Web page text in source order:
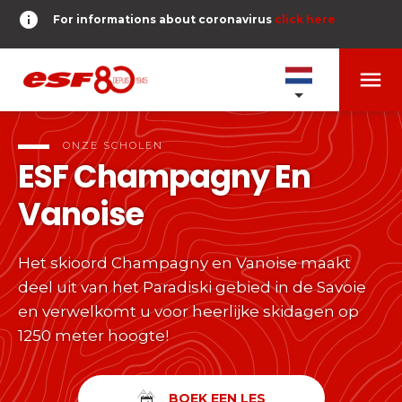
info For informations about coronavirus click here
menu
ONZE SCHOLEN expand_more
search
of
room MEZELF GEOLOCALISEREN
TESTS ET ÉTOILES expand_more
Tests alpine skiën
Kinderen
Vanaf Piou-Piou tot Gouden Ster
Tieners en volwassenen
Alle niveaus
RESERVER expand_more
DERNIER-PLANTER-DE-BATON expand_more
timer RESULTATEN expand_more
ONZE SCHOLEN
ESFChampagny En
Vanoise
Het skioord Champagny en Vanoise maakt
deel uit van het Paradiski gebied in de Savoie
en verwelkomt u voor heerlijke skidagen op
1250 meter hoogte!
BOEK EEN LES